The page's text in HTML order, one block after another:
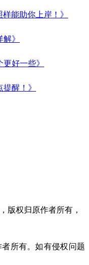
能助你上岸！》
》
好一些》
醒！》
版权归原作者所有，
所有。如有侵权问题